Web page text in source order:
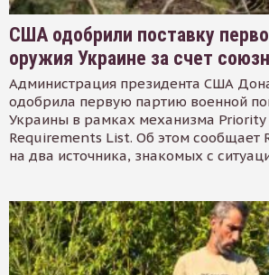
США одобрили поставку
оружия Украине за счет
Администрация президента США
одобрила первую партию военной
Украины в рамках механизма
Requirements List. Об этом сообщает
на два источника, знакомых с